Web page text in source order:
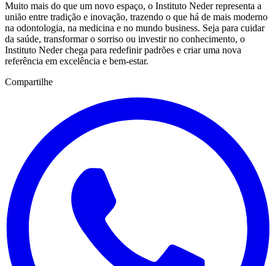
Muito mais do que um novo espaço, o Instituto Neder representa a
união entre tradição e inovação, trazendo o que há de mais moderno
na odontologia, na medicina e no mundo business. Seja para cuidar
da saúde, transformar o sorriso ou investir no conhecimento, o
Instituto Neder chega para redefinir padrões e criar uma nova
referência em excelência e bem-estar.
Compartilhe